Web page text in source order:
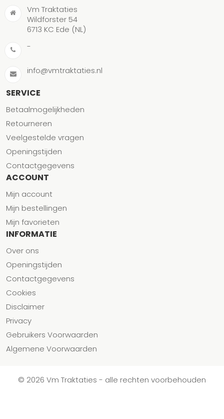
Vm Traktaties
Wildforster 54
6713 KC Ede (NL)
-
info@vmtraktaties.nl
SERVICE
Betaalmogelijkheden
Retourneren
Veelgestelde vragen
Openingstijden
Contactgegevens
ACCOUNT
Mijn account
Mijn bestellingen
Mijn favorieten
INFORMATIE
Over ons
Openingstijden
Contactgegevens
Cookies
Disclaimer
Privacy
Gebruikers Voorwaarden
Algemene Voorwaarden
© 2026 Vm Traktaties - alle rechten voorbehouden